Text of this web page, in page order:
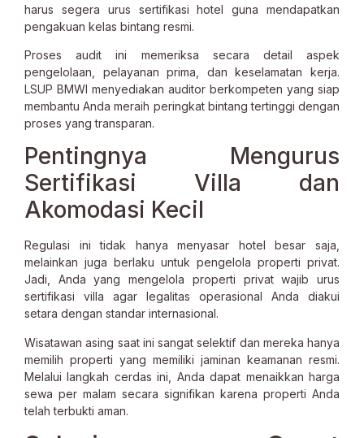
harus segera urus sertifikasi hotel guna mendapatkan
pengakuan kelas bintang resmi.
Proses audit ini memeriksa secara detail aspek
pengelolaan, pelayanan prima, dan keselamatan kerja.
LSUP BMWI menyediakan auditor berkompeten yang siap
membantu Anda meraih peringkat bintang tertinggi dengan
proses yang transparan.
Pentingnya Mengurus
Sertifikasi Villa dan
Akomodasi Kecil
Regulasi ini tidak hanya menyasar hotel besar saja,
melainkan juga berlaku untuk pengelola properti privat.
Jadi, Anda yang mengelola properti privat wajib urus
sertifikasi villa agar legalitas operasional Anda diakui
setara dengan standar internasional.
Wisatawan asing saat ini sangat selektif dan mereka hanya
memilih properti yang memiliki jaminan keamanan resmi.
Melalui langkah cerdas ini, Anda dapat menaikkan harga
sewa per malam secara signifikan karena properti Anda
telah terbukti aman.